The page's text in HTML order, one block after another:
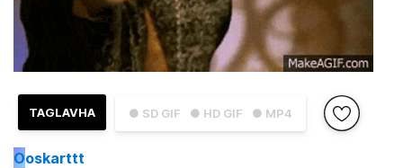
● SD GIF ● HD GIF ● MP4
TAGLAVHA
Ooskarttt